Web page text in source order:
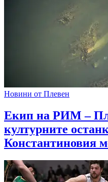
Новини от Плевен
Екип на РИМ –
културните
Константиновия